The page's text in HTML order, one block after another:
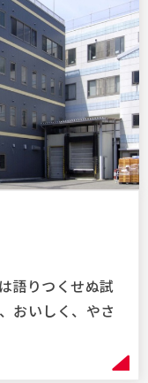
語りつくせぬ試
おいしく、やさ